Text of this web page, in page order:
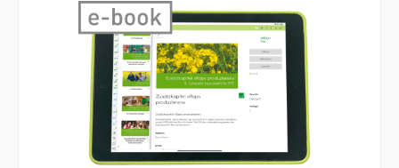
Ignorer la galerie d'images